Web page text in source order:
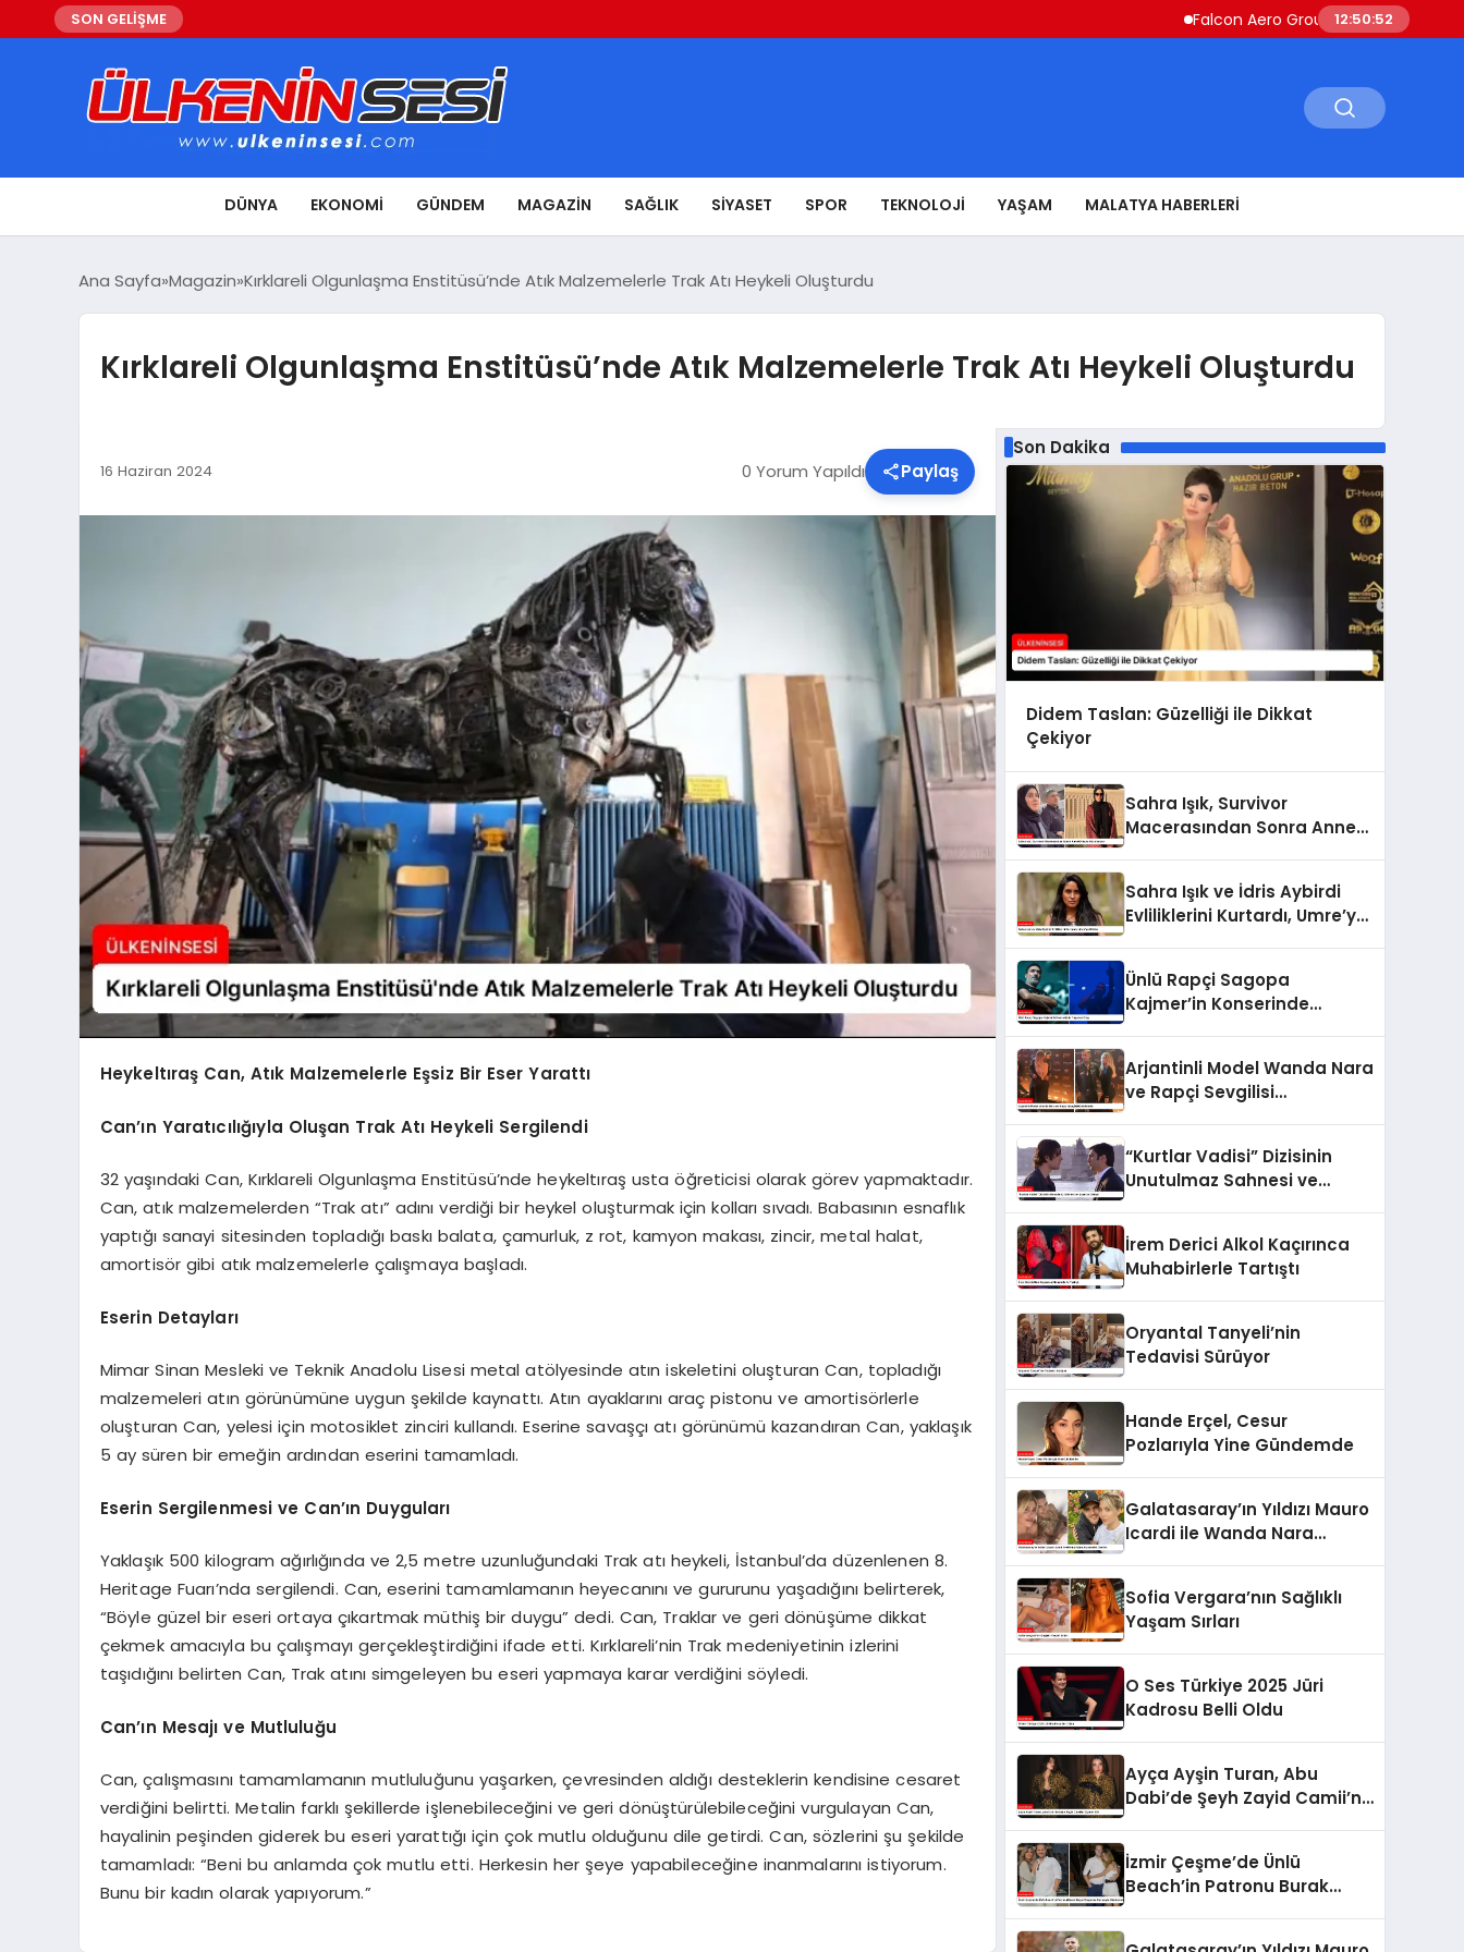
SON GELİŞME Falcon Aero Group, Havacılıkta Türkiye
12:50:53
DÜNYA EKONOMI GÜNDEM MAGAZIN SAĞLIK SIYASET SPOR TEKNOLOJI YAŞAM MALATYA HABERLERI
Ana Sayfa Magazin Kırklareli Olgunlaşma Enstitüsü’nde Atık Malzemelerle Trak Atı Heykeli Oluşturdu
Kırklareli Olgunlaşma Enstitüsü’nde Atık Malzemelerle Trak Atı Heykeli Oluşturdu
16 Haziran 2024 0 Yorum Yapıldı Paylaş
Heykeltıraş Can, Atık Malzemelerle Eşsiz Bir Eser Yarattı
Can’ın Yaratıcılığıyla Oluşan Trak Atı Heykeli Sergilendi
32 yaşındaki Can, Kırklareli Olgunlaşma Enstitüsü’nde heykeltıraş usta öğreticisi olarak görev yapmaktadır.
Can, atık malzemelerden “Trak atı” adını verdiği bir heykel oluşturmak için kolları sıvadı. Babasının esnaflık
yaptığı sanayi sitesinden topladığı baskı balata, çamurluk, z rot, kamyon makası, zincir, metal halat,
amortisör gibi atık malzemelerle çalışmaya başladı.
Eserin Detayları
Mimar Sinan Mesleki ve Teknik Anadolu Lisesi metal atölyesinde atın iskeletini oluşturan Can, topladığı
malzemeleri atın görünümüne uygun şekilde kaynattı. Atın ayaklarını araç pistonu ve amortisörlerle
oluşturan Can, yelesi için motosiklet zinciri kullandı. Eserine savaşçı atı görünümü kazandıran Can, yaklaşık
5 ay süren bir emeğin ardından eserini tamamladı.
Eserin Sergilenmesi ve Can’ın Duyguları
Yaklaşık 500 kilogram ağırlığında ve 2,5 metre uzunluğundaki Trak atı heykeli, İstanbul’da düzenlenen 8.
Heritage Fuarı’nda sergilendi. Can, eserini tamamlamanın heyecanını ve gururunu yaşadığını belirterek,
“Böyle güzel bir eseri ortaya çıkartmak müthiş bir duygu” dedi. Can, Traklar ve geri dönüşüme dikkat
çekmek amacıyla bu çalışmayı gerçekleştirdiğini ifade etti. Kırklareli’nin Trak medeniyetinin izlerini
taşıdığını belirten Can, Trak atını simgeleyen bu eseri yapmaya karar verdiğini söyledi.
Can’ın Mesajı ve Mutluluğu
Can, çalışmasını tamamlamanın mutluluğunu yaşarken, çevresinden aldığı desteklerin kendisine cesaret
verdiğini belirtti. Metalin farklı şekillerde işlenebileceğini ve geri dönüştürülebileceğini vurgulayan Can,
hayalinin peşinden giderek bu eseri yarattığı için çok mutlu olduğunu dile getirdi. Can, sözlerini şu şekilde
tamamladı: “Beni bu anlamda çok mutlu etti. Herkesin her şeye yapabileceğine inanmalarını istiyorum.
Bunu bir kadın olarak yapıyorum.”
Son Dakika
Didem Taslan: Güzelliği ile Dikkat
Çekiyor
Sahra Işık, Survivor
Macerasından Sonra Anne
Sahra Işık ve İdris Aybirdi
Evliliklerini Kurtardı, Umre’ye
Ünlü Rapçi Sagopa
Kajmer’in Konserinde
Arjantinli Model Wanda Nara
ve Rapçi Sevgilisi
“Kurtlar Vadisi” Dizisinin
Unutulmaz Sahnesi ve
İrem Derici Alkol Kaçırınca
Muhabirlerle Tartıştı
Oryantal Tanyeli’nin
Tedavisi Sürüyor
Hande Erçel, Cesur
Pozlarıyla Yine Gündemde
Galatasaray’ın Yıldızı Mauro
Icardi ile Wanda Nara
Sofia Vergara’nın Sağlıklı
Yaşam Sırları
O Ses Türkiye 2025 Jüri
Kadrosu Belli Oldu
Ayça Ayşin Turan, Abu
Dabi’de Şeyh Zayid Camii’ni
İzmir Çeşme’de Ünlü
Beach’in Patronu Burak